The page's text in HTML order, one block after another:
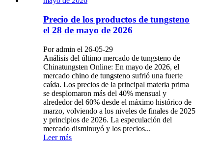
Precio de los productos de tungsteno
el 28 de mayo de 2026
Por admin el 26-05-29
Análisis del último mercado de tungsteno de
Chinatungsten Online: En mayo de 2026, el
mercado chino de tungsteno sufrió una fuerte
caída. Los precios de la principal materia prima
se desplomaron más del 40% mensual y
alrededor del 60% desde el máximo histórico de
marzo, volviendo a los niveles de finales de 2025
y principios de 2026. La especulación del
mercado disminuyó y los precios...
Leer más